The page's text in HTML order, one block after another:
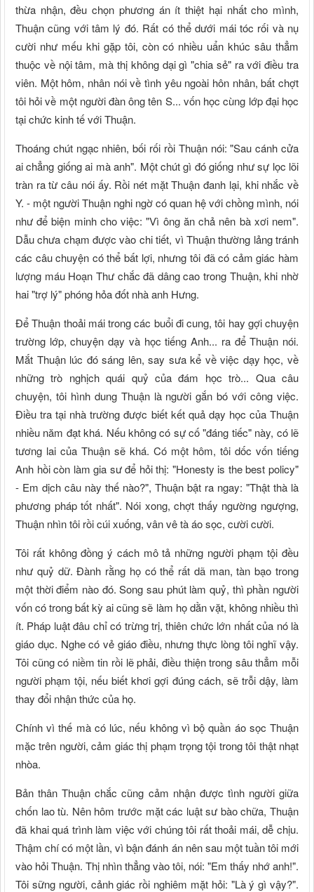
thừa nhận, đều chọn phương án ít thiệt hại nhất cho mình,
Thuận cũng với tâm lý đó. Rất có thể dưới mái tóc rối và nụ
cười như mếu khi gặp tôi, còn có nhiều uẩn khúc sâu thẳm
thuộc về nội tâm, mà thị không dại gì "chia sẻ" ra với điều tra
viên. Một hôm, nhân nói về tình yêu ngoài hôn nhân, bất chợt
tôi hỏi về một người đàn ông tên S... vốn học cùng lớp đại học
tại chức kinh tế với Thuận.
Thoáng chút ngạc nhiên, bối rối rồi Thuận nói: "Sau cánh cửa
ai chẳng giống ai mà anh". Một chút gì đó giống như sự lọc lõi
tràn ra từ câu nói ấy. Rồi nét mặt Thuận đanh lại, khi nhắc về
Y. - một người Thuận nghi ngờ có quan hệ với chồng mình, nói
như để biện minh cho việc: "Vì ông ăn chả nên bà xơi nem".
Dẫu chưa chạm được vào chi tiết, vì Thuận thường lảng tránh
các câu chuyện có thể bất lợi, nhưng tôi đã có cảm giác hàm
lượng máu Hoạn Thư chắc đã dâng cao trong Thuận, khi nhờ
hai "trợ lý" phóng hỏa đốt nhà anh Hưng.
Để Thuận thoải mái trong các buổi đi cung, tôi hay gợi chuyện
trường lớp, chuyện dạy và học tiếng Anh... ra để Thuận nói.
Mắt Thuận lúc đó sáng lên, say sưa kể về việc dạy học, về
những trò nghịch quái quỷ của đám học trò... Qua câu
chuyện, tôi hình dung Thuận là người gắn bó với công việc.
Điều tra tại nhà trường được biết kết quả dạy học của Thuận
nhiều năm đạt khá. Nếu không có sự cố "đáng tiếc" này, có lẽ
tương lai của Thuận sẽ khá. Có một hôm, tôi dốc vốn tiếng
Anh hồi còn làm gia sư để hỏi thị: "Honesty is the best policy"
- Em dịch câu này thế nào?", Thuận bật ra ngay: "Thật thà là
phương pháp tốt nhất". Nói xong, chợt thấy ngường ngượng,
Thuận nhìn tôi rồi cúi xuống, vân vê tà áo sọc, cười cười.
Tôi rất không đồng ý cách mô tả những người phạm tội đều
như quỷ dữ. Đành rằng họ có thể rất dã man, tàn bạo trong
một thời điểm nào đó. Song sau phút làm quỷ, thì phần người
vốn có trong bất kỳ ai cũng sẽ làm họ dằn vặt, không nhiều thì
ít. Pháp luật đâu chỉ có trừng trị, thiên chức lớn nhất của nó là
giáo dục. Nghe có vẻ giáo điều, nhưng thực lòng tôi nghĩ vậy.
Tôi cũng có niềm tin rồi lẽ phải, điều thiện trong sâu thẳm mỗi
người phạm tội, nếu biết khơi gợi đúng cách, sẽ trỗi dậy, làm
thay đổi nhận thức của họ.
Chính vì thế mà có lúc, nếu không vì bộ quần áo sọc Thuận
mặc trên người, cảm giác thị phạm trọng tội trong tôi thật nhạt
nhòa.
Bản thân Thuận chắc cũng cảm nhận được tình người giữa
chốn lao tù. Nên hôm trước mặt các luật sư bào chữa, Thuận
đã khai quá trình làm việc với chúng tôi rất thoải mái, dễ chịu.
Thậm chí có một lần, vì bận đánh án nên sau một tuần tôi mới
vào hỏi Thuận. Thị nhìn thẳng vào tôi, nói: "Em thấy nhớ anh!".
Tôi sững người, cảnh giác rồi nghiêm mặt hỏi: "Là ý gì vậy?".